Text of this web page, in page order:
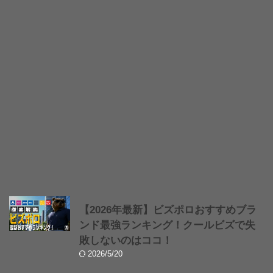
【2026年最新】ビズポロおすすめブラ
ンド最強ランキング！クールビズで失
敗しないのはココ！
2026/5/20